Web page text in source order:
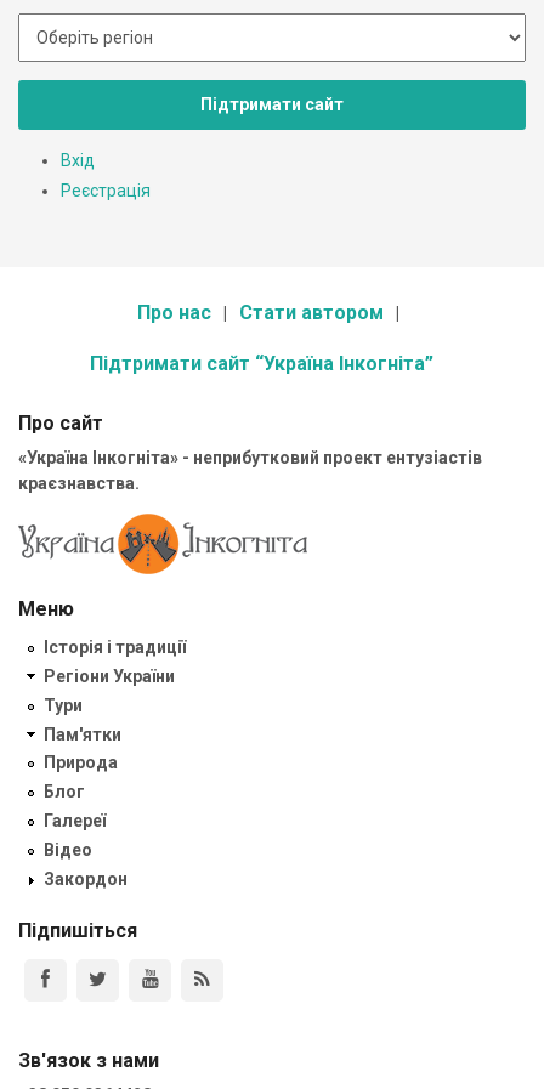
Підтримати сайт
Вхід
Реєстрація
Про нас Стати автором
Підтримати сайт “Україна Інкогніта”
Про сайт
«Україна Інкогніта» - неприбутковий проект ентузіастів
краєзнавства.
Меню
Історія і традиції
Регіони України
Тури
Пам'ятки
Природа
Блог
Галереї
Відео
Закордон
Підпишіться
Зв'язок з нами